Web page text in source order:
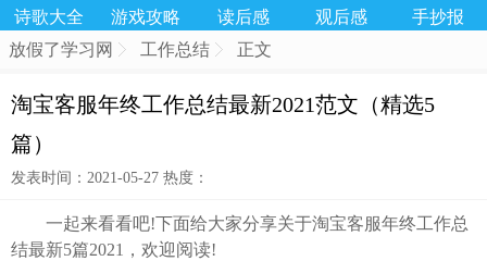
诗歌大全
游戏攻略 读后感 观后感
手抄报
放假了学习网
工作总结 正文
淘宝客服年终工作总结最新2021范文（精选5
篇）
发表时间：2021-05-27 热度：
一起来看看吧!下面给大家分享关于淘宝客服年终工作总
结最新5篇2021，欢迎阅读!